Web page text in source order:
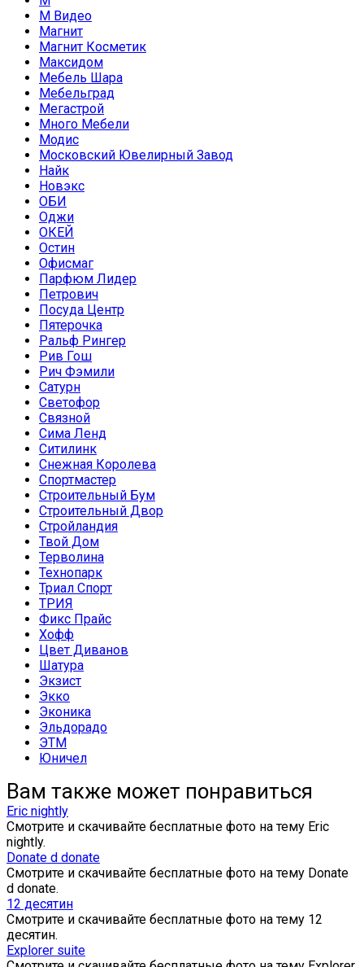
М Видео
Магнит
Магнит Косметик
Максидом
Мебель Шара
Мебельград
Мегастрой
Много Мебели
Модис
Московский Ювелирный Завод
Найк
Новэкс
ОБИ
Оджи
ОКЕЙ
Остин
Офисмаг
Парфюм Лидер
Петрович
Посуда Центр
Пятерочка
Ральф Рингер
Рив Гош
Рич Фэмили
Сатурн
Светофор
Связной
Сима Ленд
Ситилинк
Снежная Королева
Спортмастер
Строительный Бум
Строительный Двор
Стройландия
Твой Дом
Терволина
Технопарк
Триал Спорт
ТРИЯ
Фикс Прайс
Хофф
Цвет Диванов
Шатура
Экзист
Экко
Эконика
Эльдорадо
ЭТМ
Юничел
Вам также может понравиться
Eric nightly
Смотрите и скачивайте бесплатные фото на тему Eric
nightly.
Donate d donate
Смотрите и скачивайте бесплатные фото на тему Donate
d donate.
12 десятин
Смотрите и скачивайте бесплатные фото на тему 12
десятин.
Explorer suite